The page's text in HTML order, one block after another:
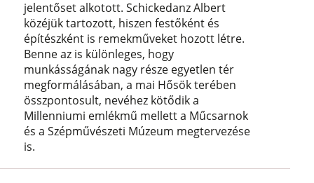
jelentőset alkotott. Schickedanz Albert
közéjük tartozott, hiszen festőként és
építészként is remekműveket hozott létre.
Benne az is különleges, hogy
munkásságának nagy része egyetlen tér
megformálásában, a mai Hősök terében
összpontosult, nevéhez kötődik a
Millenniumi emlékmű mellett a Műcsarnok
és a Szépművészeti Múzeum megtervezése
is.